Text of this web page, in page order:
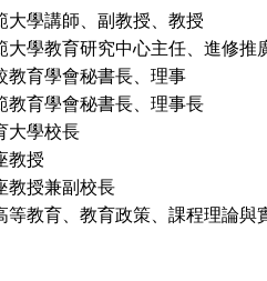
講師、副教授、教授
教育研究中心主任、進修推
學會秘書長、理事
學會秘書長、理事長
學校長
授
教授兼副校長
等教育、教育政策、課程理論與